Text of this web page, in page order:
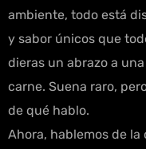
ambiente, todo está
y sabor únicos que
dieras un abrazo a
carne. Suena raro,
de qué hablo.
Ahora, hablemos de